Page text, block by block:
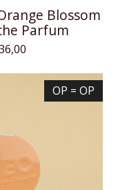
Blossom
Parfum
OP = OP